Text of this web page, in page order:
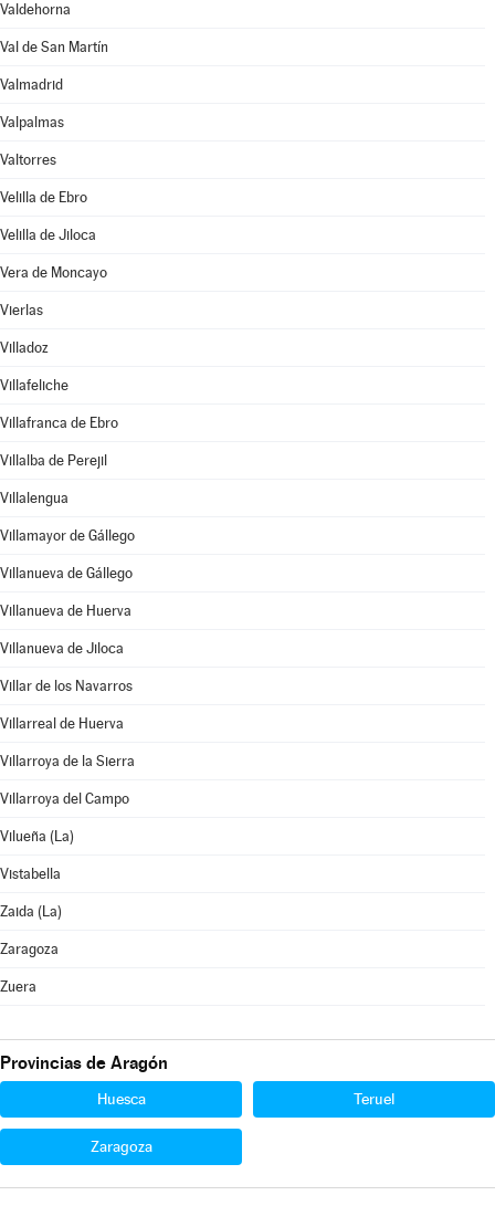
Valdehorna
Val de San Martín
Valmadrid
Valpalmas
Valtorres
Velilla de Ebro
Velilla de Jiloca
Vera de Moncayo
Vierlas
Villadoz
Villafeliche
Villafranca de Ebro
Villalba de Perejil
Villalengua
Villamayor de Gállego
Villanueva de Gállego
Villanueva de Huerva
Villanueva de Jiloca
Villar de los Navarros
Villarreal de Huerva
Villarroya de la Sierra
Villarroya del Campo
Vilueña (La)
Vistabella
Zaida (La)
Zaragoza
Zuera
Provincias de Aragón
Huesca Teruel
Zaragoza